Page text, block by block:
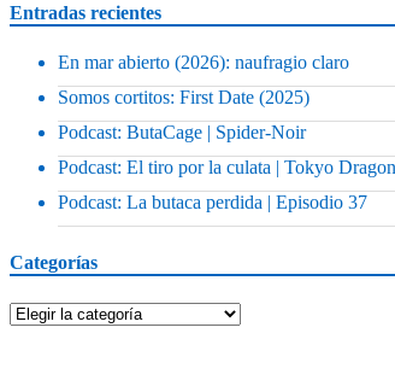
Entradas recientes
En mar abierto (2026): naufragio claro
Somos cortitos: First Date (2025)
Podcast: ButaCage | Spider-Noir
Podcast: El tiro por la culata | Tokyo
Podcast: La butaca perdida | Episodio 37
Categorías
Categorías